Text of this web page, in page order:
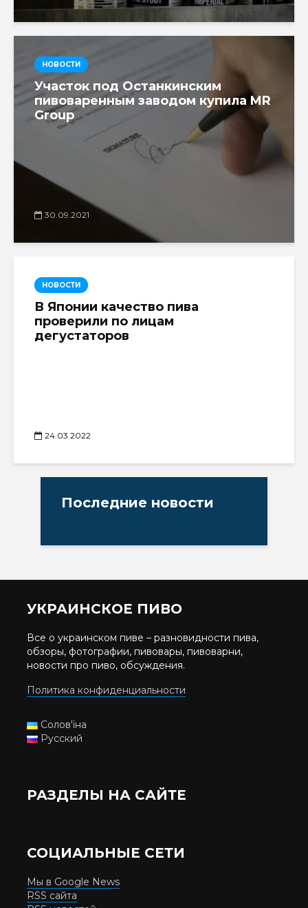
НОВОСТИ
Участок под Останкинским
пивоваренным заводом купила MR
Group
30.09.2021
НОВОСТИ
В Японии качество пива
проверили по лицам
дегустаторов
24.03.2022
Последние новости
УКРАИНСКОЕ ПИВО
Все о украинском пиве – разновидности пива,
обзоры, фотографии, пивовары, пивоварни,
новости про пиво, обсуждения.
Политика конфиденциальности
Солов'їна
Русский
РАЗДЕЛЫ НА САЙТЕ
СОЦИАЛЬНЫЕ СЕТИ
Мы в Google News
RSS сайта